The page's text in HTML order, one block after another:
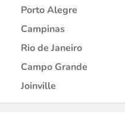
Porto Alegre
Campinas
Rio de Janeiro
Campo Grande
Joinville